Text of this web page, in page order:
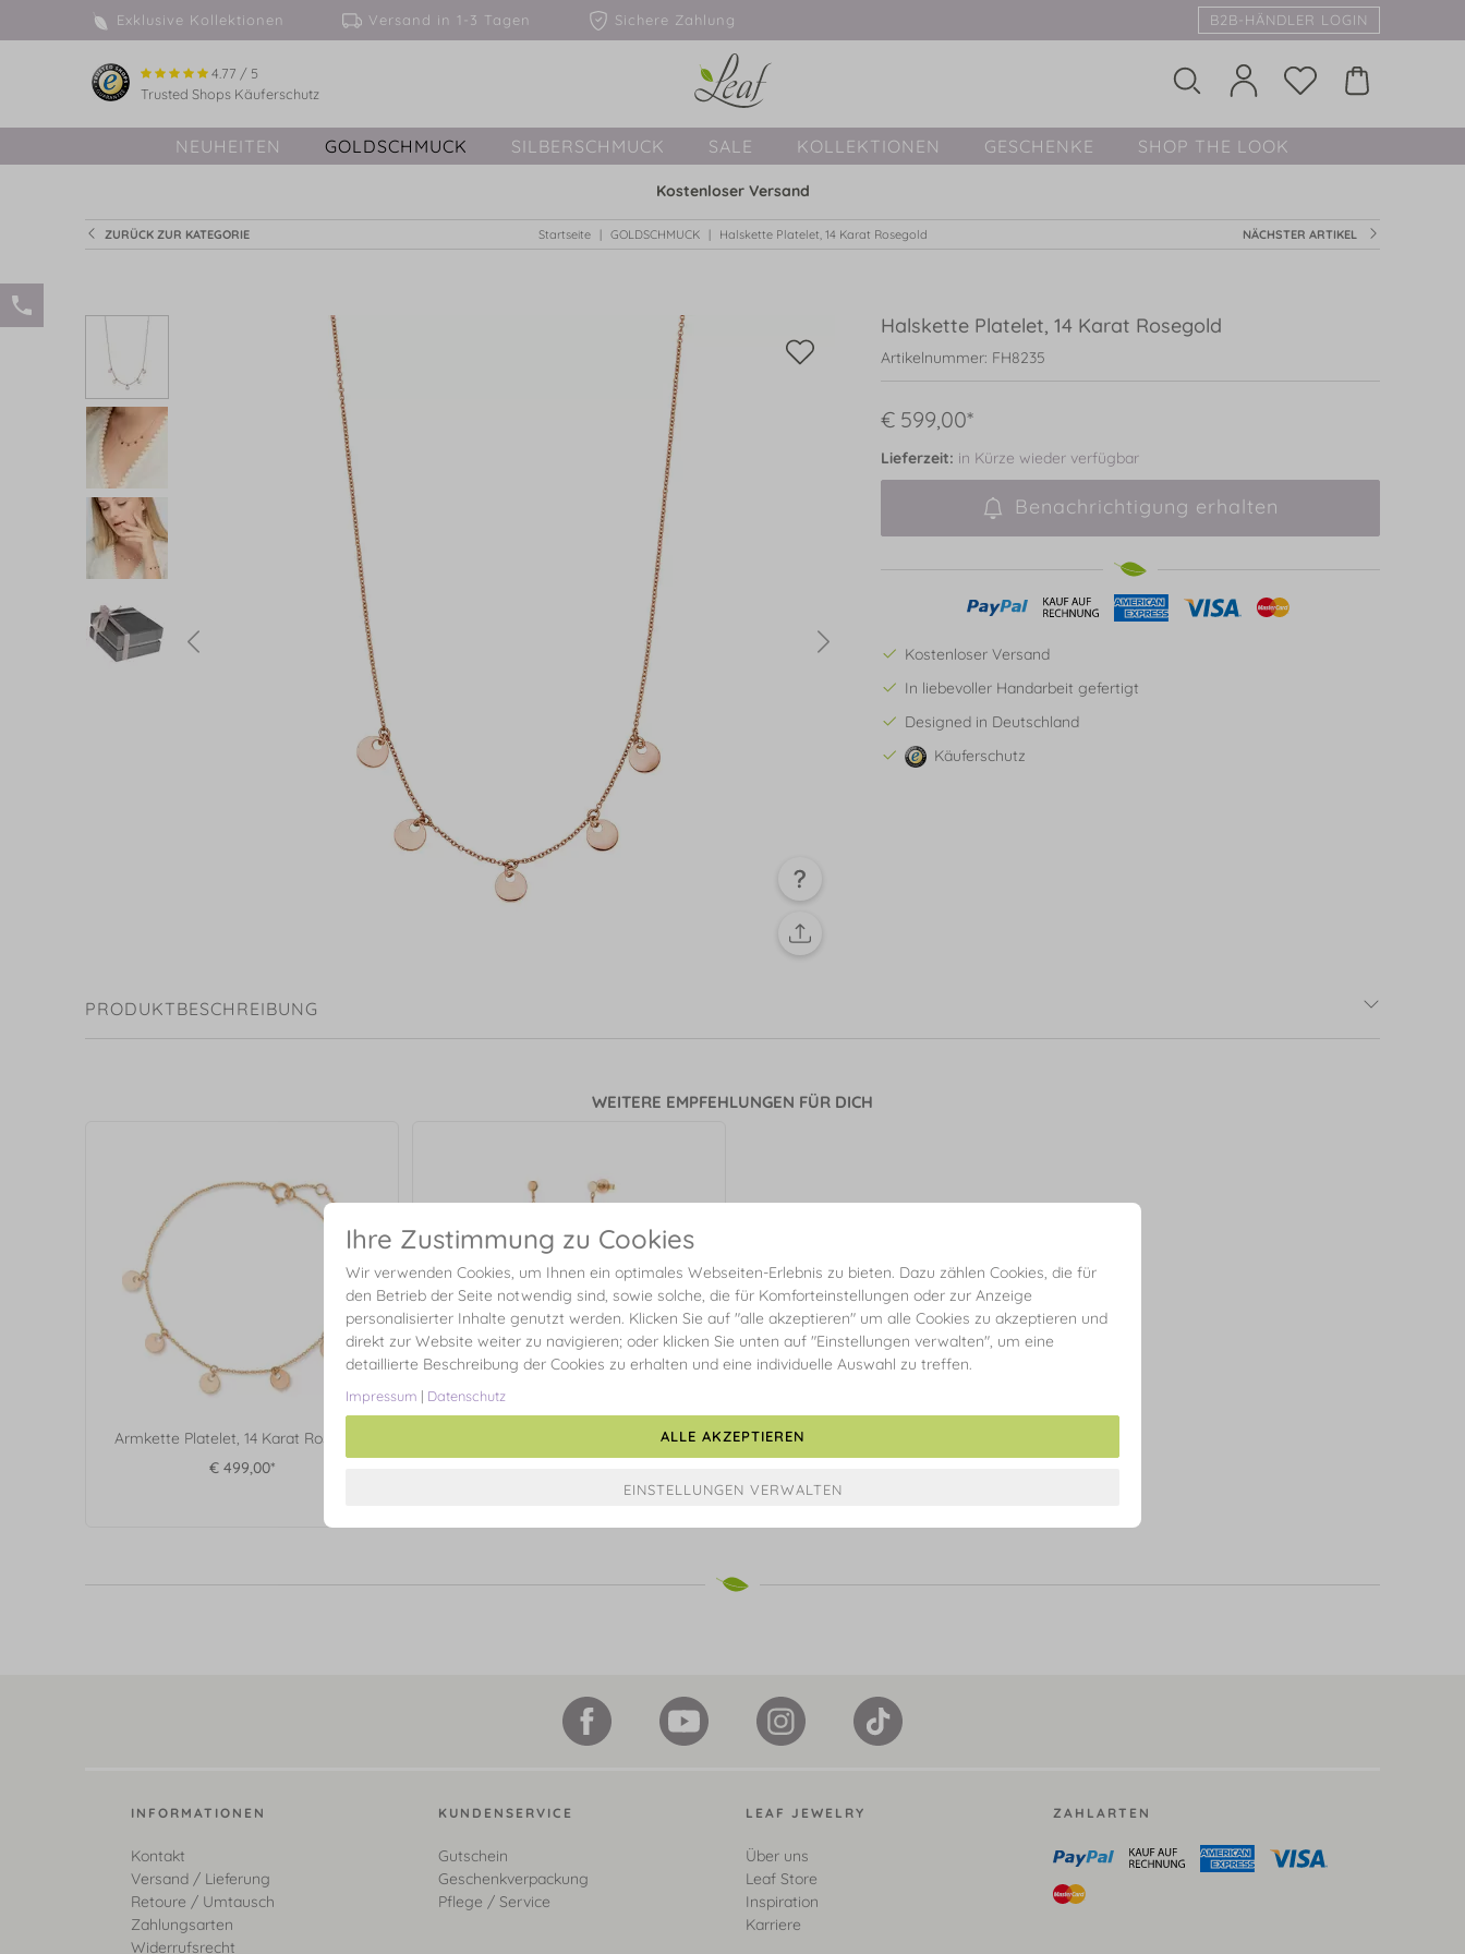
Exklusive Kollektionen Versand in 1-3 Tagen Sichere Zahlung B2B-HÄNDLER LOGIN
4.77 / 5
Trusted Shops Käuferschutz
NEUHEITEN GOLDSCHMUCK SILBERSCHMUCK SALE KOLLEKTIONEN GESCHENKE SHOP THE LOOK
Kostenloser Versand
ZURÜCK ZUR KATEGORIE Startseite GOLDSCHMUCK Halskette Platelet, 14 Karat Rosegold NÄCHSTER ARTIKEL
Halskette Platelet, 14 Karat Rosegold
Artikelnummer: FH8235
€ 599,00*
Lieferzeit: in Kürze wieder verfügbar
Benachrichtigung erhalten
Kostenloser Versand
In liebevoller Handarbeit gefertigt
Designed in Deutschland
Käuferschutz
PRODUKTBESCHREIBUNG
WEITERE EMPFEHLUNGEN FÜR DICH
Armkette Platelet, 14 Karat Rosegold
€ 499,00*
Ohrringe Platelet Kette, 14 Karat
Rosegold
INFORMATIONEN
Kontakt
Versand / Lieferung
Retoure / Umtausch
Zahlungsarten
Widerrufsrecht
KUNDENSERVICE
Gutschein
Geschenkverpackung
Pflege / Service
LEAF JEWELRY
Über uns
Leaf Store
Inspiration
Karriere
ZAHLARTEN
Ihre Zustimmung zu Cookies
Wir verwenden Cookies, um Ihnen ein optimales Webseiten-Erlebnis zu bieten. Dazu zählen Cookies, die für
den Betrieb der Seite notwendig sind, sowie solche, die für Komforteinstellungen oder zur Anzeige
personalisierter Inhalte genutzt werden. Klicken Sie auf "alle akzeptieren" um alle Cookies zu akzeptieren und
direkt zur Website weiter zu navigieren; oder klicken Sie unten auf "Einstellungen verwalten", um eine
detaillierte Beschreibung der Cookies zu erhalten und eine individuelle Auswahl zu treffen.
Impressum | Datenschutz
ALLE AKZEPTIEREN